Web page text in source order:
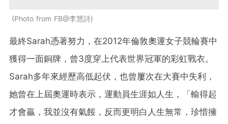
Photo from FB@李慧詩
最終Sarah憑著努力，在2012年倫敦奧運女子競輪賽中
獲得一面銅牌，曾3度穿上代表世界冠軍的彩虹戰衣。
Sarah多年來經歷高低起伏，也曾屢次在大賽中失利，
她曾在上屆奧運時表示，運動員生涯如人生，「輸得起
才會贏，我並沒有氣餒，反而更明白人生無常，珍惜擁